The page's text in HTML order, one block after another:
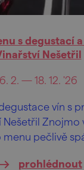
s degustací
Nešetřil
6. 2. — 18. 12. '26
vín s
Nešetřil Znojmo
pečlivě
prohlédnout